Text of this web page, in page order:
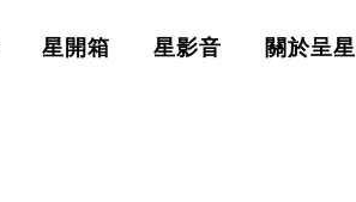
星開箱 星影音 關於呈星